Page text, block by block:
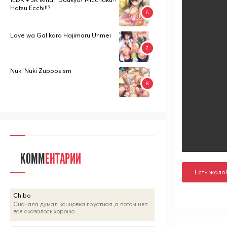
Есть
Hatsu Ecchi!!?
Love wa Gal kara Hajimaru Unmei
Nuki Nuki Zupposism
КОММЕНТАРИИ
Chibo
Сначала думал концовка грустная ,а потом нет
все оказалось хорошо ...